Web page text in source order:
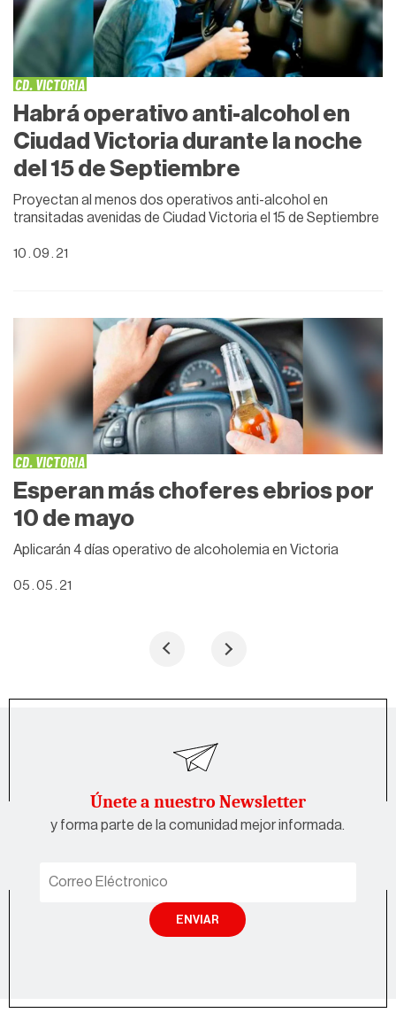
CD. VICTORIA
Habrá operativo anti-alcohol en
Ciudad Victoria durante la noche
del 15 de Septiembre
Proyectan al menos dos operativos anti-alcohol en
transitadas avenidas de Ciudad Victoria el 15 de Septiembre
10 . 09 . 21
CD. VICTORIA
Esperan más choferes ebrios por
10 de mayo
Aplicarán 4 días operativo de alcoholemia en Victoria
05 . 05 . 21
Únete a nuestro Newsletter
y forma parte de la comunidad mejor informada.
ENVIAR